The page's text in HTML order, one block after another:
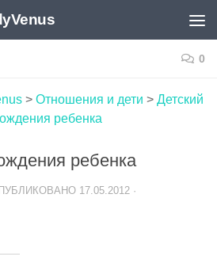
0
> Отношения и дети > Детский
ребенка
ребенка
17.05.2012 ·